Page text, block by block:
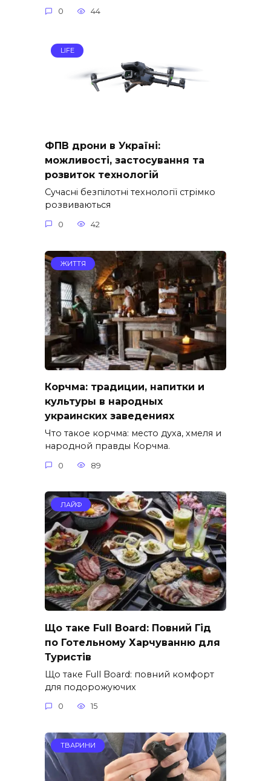
0 44
LIFE
ФПВ дрони в Україні:
можливості, застосування та
розвиток технологій
Сучасні безпілотні технології стрімко
розвиваються
0 42
ЖИТТЯ
Корчма: традиции, напитки и
культуры в народных
украинских заведениях
Что такое корчма: место духа, хмеля и
народной правды Корчма.
0 89
ЛАЙФ
Що таке Full Board: Повний Гід
по Готельному Харчуванню для
Туристів
Що таке Full Board: повний комфорт
для подорожуючих
0 15
ТВАРИНИ